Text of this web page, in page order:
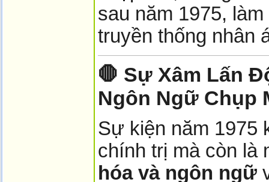
sau năm 1975,
truyền thống nhân
🛑 Sự Xâm Lấn
Ngôn Ngữ Chụp
Sự kiện năm 1975
chính trị mà còn là
hóa và ngôn ngữ